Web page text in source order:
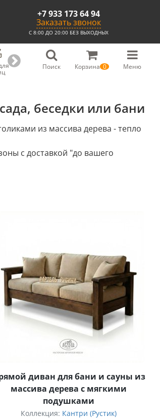
+7 933 173 64 94
Заказать звонок
С 8:00 ДО 20:00 БЕЗ ВЫХОДНЫХ
Мебель для Скамьи из
массива
Поиск Корзина 0 Меню
беседки или бани
из массива дерева - тепло
с доставкой "до вашего
диван для бани и сауны из
массива дерева с мягкими
подушками
Коллекция: Кантри (Рустик)